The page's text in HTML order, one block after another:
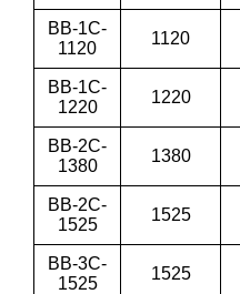
BB-1C-
1120
1120
BB-1C-
1220
1220
BB-2C-
1380
1380
BB-2C-
1525
1525
BB-3C-
1525
1525